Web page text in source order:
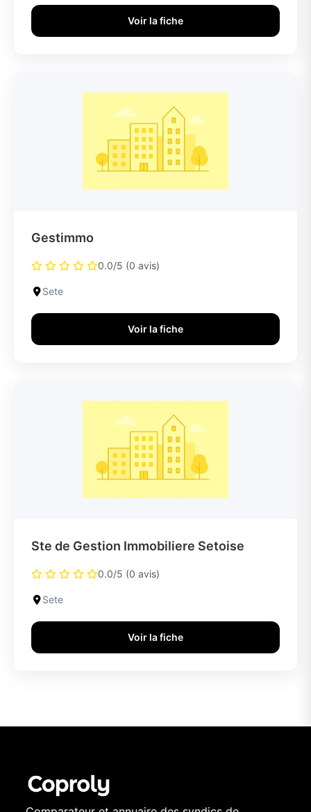
Voir la fiche
Gestimmo
0.0/5 (0 avis)
Sete
Voir la fiche
Ste de Gestion Immobiliere Setoise
0.0/5 (0 avis)
Sete
Voir la fiche